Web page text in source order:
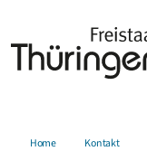
Home Kontakt